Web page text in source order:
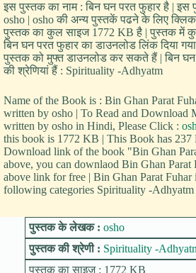
इस पुस्तक का नाम : बिन घन परत फुहार है |
osho | osho की अन्य पुस्तकें पढने के लिए
पुस्तक का कुल साइज 1772 KB है | पुस्तक में
बिन घन परत फुहार का डाउनलोड लिंक दिया
पुस्तक को मुफ्त डाउनलोड कर सकते हैं | बिन
की श्रेणियां हैं : Spirituality -Adhyatm
Name of the Book is : Bin Ghan Parat
written by osho | To Read and Download
written by osho in Hindi, Please Click :
this book is 1772 KB | This Book has 237
Download link of the book "Bin Ghan
above, you can downlaod Bin Ghan Parat
above link for free | Bin Ghan Parat Fuhar
following categories Spirituality -Adhyatm
पुस्तक के लेखक : osho
पुस्तक की श्रेणी : Spirituality -
पुस्तक का साइज : 1772 KB